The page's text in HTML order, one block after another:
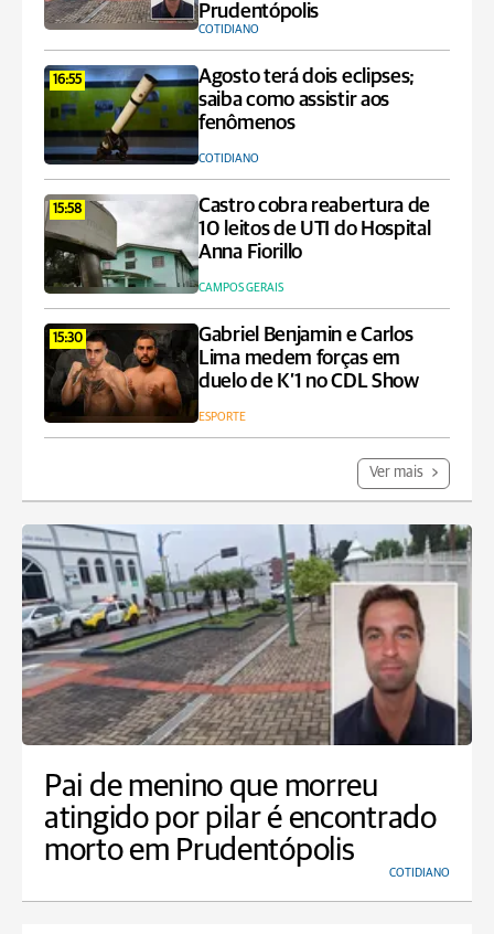
Prudentópolis
COTIDIANO
16:55
Agosto terá dois eclipses;
saiba como assistir aos
fenômenos
COTIDIANO
15:58
Castro cobra reabertura de
10 leitos de UTI do Hospital
Anna Fiorillo
CAMPOS GERAIS
15:30
Gabriel Benjamin e Carlos
Lima medem forças em
duelo de K’1 no CDL Show
ESPORTE
Ver mais
Pai de menino que morreu
atingido por pilar é encontrado
morto em Prudentópolis
COTIDIANO